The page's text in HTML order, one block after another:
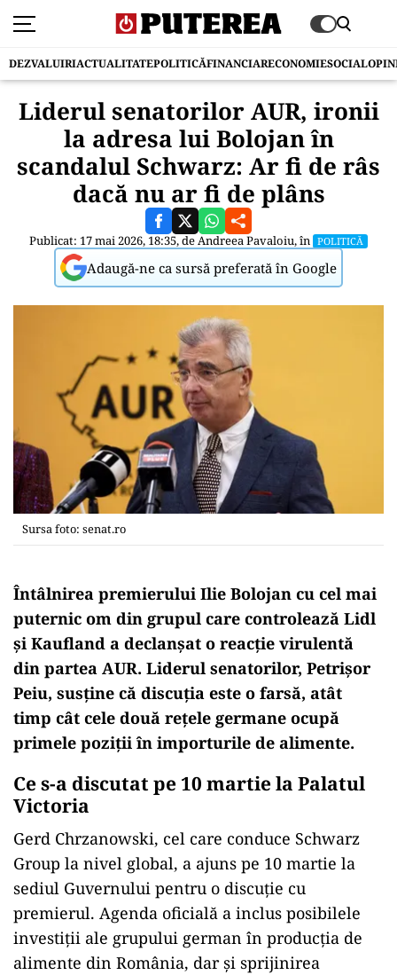
DEZVALUIRIACTUALITATEPOLITICĂFINANCIARECONOMIESOCIAL
Liderul senatorilor AUR, ironii
la adresa lui Bolojan în
scandalul Schwarz: Ar fi de râs
dacă nu ar fi de plâns
Publicat: 17 mai 2026, 18:35, deAndreea Pavaloiu, în POLITICĂ
Adaugă-ne ca sursă preferată în Google
Sursa foto: senat.ro
Întâlnirea premierului Ilie Bolojan cu cel mai
puternic om din grupul care controlează Lidl
și Kaufland a declanșat o reacție virulentă
din partea AUR. Liderul senatorilor, Petrișor
Peiu, susține că discuția este o farsă, atât
timp cât cele două rețele germane ocupă
primele poziții în importurile de alimente.
Ce s-a discutat pe 10 martie la Palatul
Victoria
Gerd Chrzanowski, cel care conduce Schwarz
Group la nivel global, a ajuns pe 10 martie la
sediul Guvernului pentru o discuție cu
premierul. Agenda oficială a inclus posibilele
investiții ale grupului german în producția de
alimente din România, dar și sprijinirea